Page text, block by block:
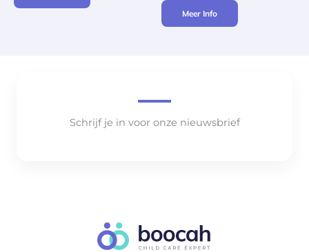
Meer Info
Schrijf je in voor onze nieuwsbrief